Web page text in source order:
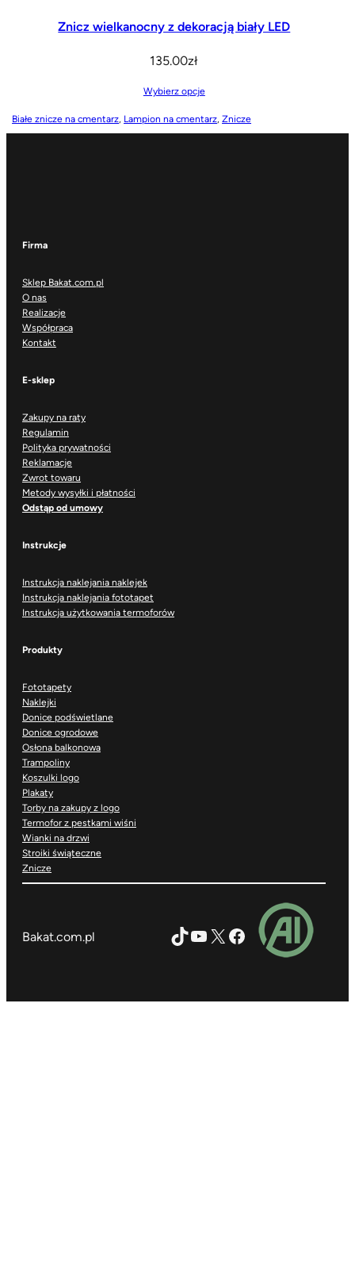
Znicz wielkanocny z dekoracją biały LED
135.00zł
Wybierz opcje
Białe znicze na cmentarz, Lampion na cmentarz, Znicze
Firma
Sklep Bakat.com.pl
O nas
Realizacje
Współpraca
Kontakt
E-sklep
Zakupy na raty
Regulamin
Polityka prywatności
Reklamacje
Zwrot towaru
Metody wysyłki i płatności
Odstąp od umowy
Instrukcje
Instrukcja naklejania naklejek
Instrukcja naklejania fototapet
Instrukcja użytkowania termoforów
Produkty
Fototapety
Naklejki
Donice podświetlane
Donice ogrodowe
Osłona balkonowa
Trampoliny
Koszulki logo
Plakaty
Torby na zakupy z logo
Termofor z pestkami wiśni
Wianki na drzwi
Stroiki świąteczne
Znicze
Bakat.com.pl TikTok
YouTube
X Facebook